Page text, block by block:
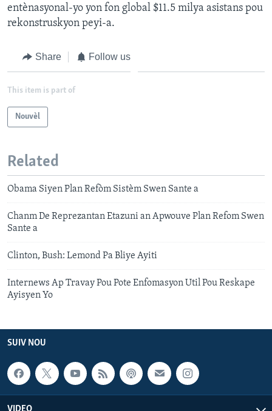
entènasyonal-yo yon fon global $11.5 milya asistans pou
rekonstruskyon peyi-a.
Share Follow us
This item is part of
Nouvèl
Related
Obama Siyen Plan Refòm Sistèm Swen Sante a
Chanm De Reprezantan Etazuni an Apwouve Plan Refom Swen
Sante a
Clinton, Bush: Lemond Pa Bliye Ayiti
Internews Ap Travay Pou Pote Enfomasyon Util Pou Reskape
Ayisyen Yo
SUIV NOU